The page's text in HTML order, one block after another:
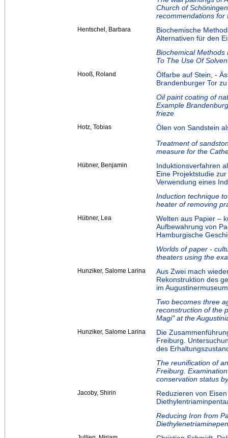
Church of
recommendations for
Hentschel, Barbara
Biochemische
Alternativen für den
Biochemical Methods
To The Use Of
Hooß, Roland
Ölfarbe auf Stein, -
Brandenburger Tor
Oil paint coating of
Example
frieze
Hotz, Tobias
Ölen von Sandstein
Treatment of
measure for the
Hübner, Benjamin
Induktionsverfahren
Eine Projektstudie
Verwendung eines
Induction technique
heater of removing
Hübner, Lea
Welten aus Papier –
Aufbewahrung von
Hamburgische
Worlds of paper -
theaters using the
Hunziker, Salome Larina
Aus Zwei mach
Rekonstruktion des
im
Two becomes three
reconstruction of the
Magi" at the
Hunziker, Salome Larina
Die
Freiburg.
des
The reunification of
Freiburg.
conservation status
Jacoby, Shirin
Reduzieren von
Reducing Iron from